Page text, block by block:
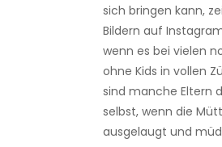
sich bringen kann,
Bildern auf
wenn es bei vielen
ohne Kids in vollen
sind manche Eltern
selbst, wenn die
ausgelaugt und